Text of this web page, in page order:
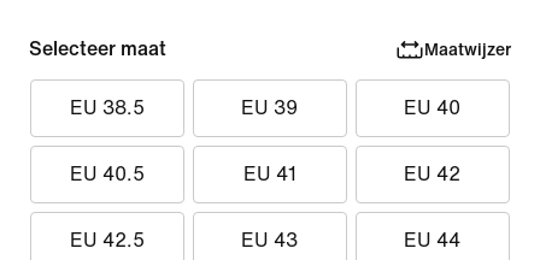
Selecteer maat Maatwijzer
EU 38.5 EU 39 EU 40
EU 40.5 EU 41 EU 42
EU 42.5 EU 43 EU 44